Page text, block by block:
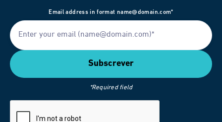
Email address in format name@domain.com*
*Required field